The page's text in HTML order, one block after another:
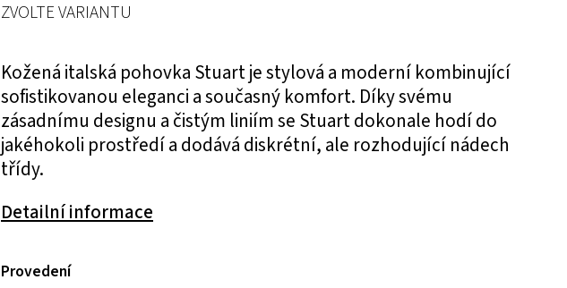
Kožená italská pohovka Stuart je stylová a moderní kombinující
sofistikovanou eleganci a současný komfort. Díky svému
zásadnímu designu a čistým liniím se Stuart dokonale hodí do
jakéhokoli prostředí a dodává diskrétní, ale rozhodující nádech
třídy.
Detailní informace
Provedení
ZVOLTE VARIANTU